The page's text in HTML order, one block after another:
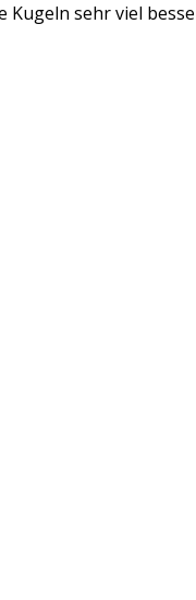
Kugeln sehr viel